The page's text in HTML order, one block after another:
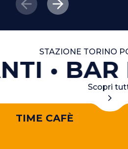
STAZIONE TORINO
BAR
Scopri
TIME CAFÈ